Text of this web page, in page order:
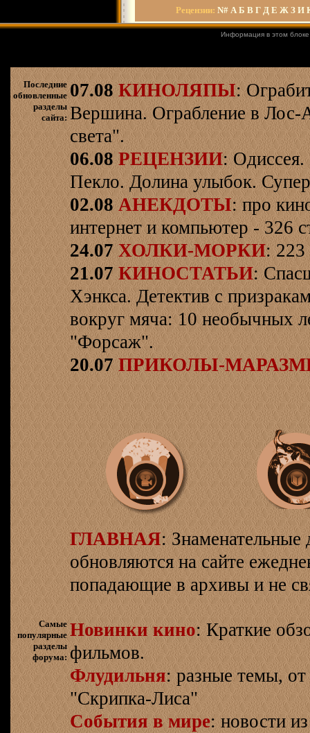
Рецензии: N# А Б В Г Д Е Ж З И
Информация в этом
Последние
обновленные
разделы
сайта:
07.08 КИНОЛЯПЫ:
Вершина. Ограбление в Лос-
света".
06.08 РЕЦЕНЗИИ:
Пекло. Долина улыбок.
02.08 АНЕКДОТЫ: про
интернет и компьютер - 326
24.07 ХОЛКИ-МОРКИ: 223
21.07 КИНОСТАТЬИ:
Хэнкса. Детектив с
вокруг мяча: 10 необычных
"Форсаж".
20.07 ПРИКОЛЫ-
ГЛАВНАЯ: Знаменательные
обновляются на сайте
попадающие в архивы и не
Самые
популярные
разделы
форума:
Новинки кино: Краткие
фильмов.
Флудильня: разные темы,
"Скрипка-Лиса"
События в мире: новости